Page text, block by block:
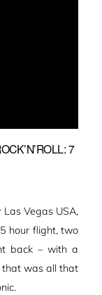
7
Vegas USA,
hour flight, two
back – with a
that was all that